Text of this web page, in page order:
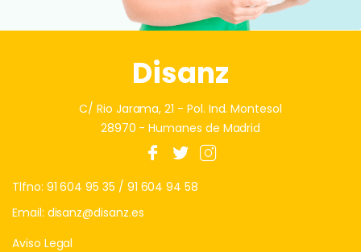
Disanz
C/ Rio Jarama, 21 - Pol. Ind. Montesol
28970 - Humanes de Madrid
Tlfno: 91 604 95 35 / 91 604 94 58
Email: disanz@disanz.es
Aviso Legal